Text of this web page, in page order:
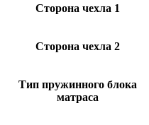
Сторона чехла 1
Сторона чехла 2
Тип пружинного блока
матраса